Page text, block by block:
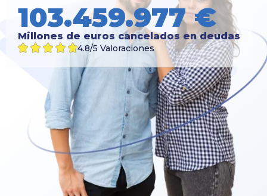
Millones de euros cancelados en deudas
103.459.977 €
4.8/5 Valoraciones